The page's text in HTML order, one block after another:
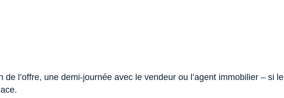
l’offre, une demi-journée avec le vendeur ou l’agent immobilier – si